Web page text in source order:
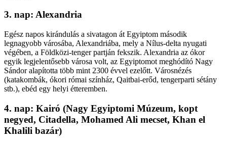
3. nap: Alexandria
Egész napos kirándulás a sivatagon át Egyiptom második
legnagyobb városába, Alexandriába, mely a Nílus-delta nyugati
végében, a Földközi-tenger partján fekszik. Alexandria az ókor
egyik legjelentősebb városa volt, az Egyiptomot meghódító Nagy
Sándor alapította több mint 2300 évvel ezelőtt. Városnézés
(katakombák, ókori római színház, Qaitbai-erőd, tengerparti sétány
stb.), ebéd egy helyi étteremben.
4. nap: Kairó (Nagy Egyiptomi Múzeum, kopt
negyed, Citadella, Mohamed Ali mecset, Khan el
Khalili bazár)